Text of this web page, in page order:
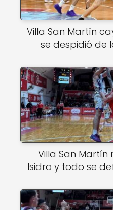
Villa San Martín
se despidió de
Villa San Martín
Isidro y todo se